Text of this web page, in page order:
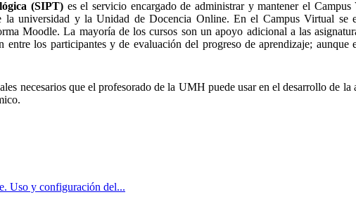
(SIPT)es el servicio encargado de administrar y mantener el
la universidad y la Unidad de Docencia Online. En el Campus Virtual se
Moodle. La mayoría de los cursos son un apoyo adicional a las
entre los participantes y de evaluación del progreso de aprendizaje;
necesarios que el profesorado de la UMH puede usar en el desarrollo de
Uso y configuración del...